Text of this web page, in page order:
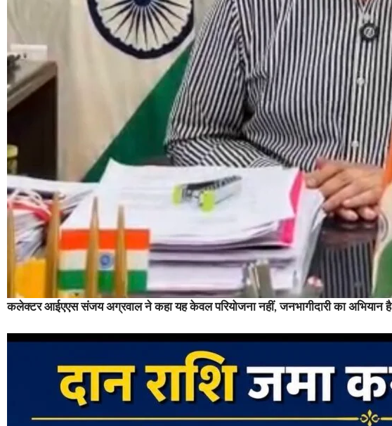
कलेक्टर आईएएस संजय अग्रवाल ने कहा यह केवल परियोजना नहीं, जनभागीदारी का अभियान है